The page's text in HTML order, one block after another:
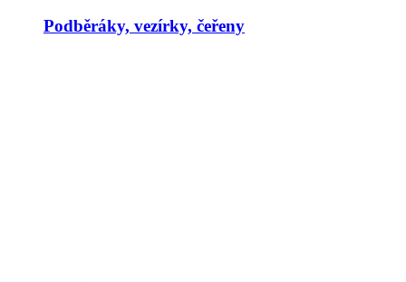
Podběráky, vezírky, čeřeny